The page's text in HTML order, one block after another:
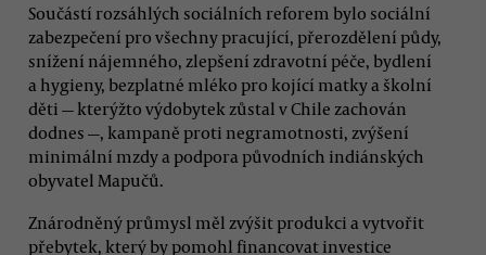
Součástí rozsáhlých sociálních reforem bylo sociální
zabezpečení pro všechny pracující, přerozdělení půdy,
snížení nájemného, zlepšení zdravotní péče, bydlení
a hygieny, bezplatné mléko pro kojící matky a školní
děti — kterýžto výdobytek zůstal v Chile zachován
dodnes —, kampaně proti negramotnosti, zvýšení
minimální mzdy a podpora původních indiánských
obyvatel Mapučů.
Znárodněný průmysl měl zvýšit produkci a vytvořit
přebytek, který by pomohl financovat investice